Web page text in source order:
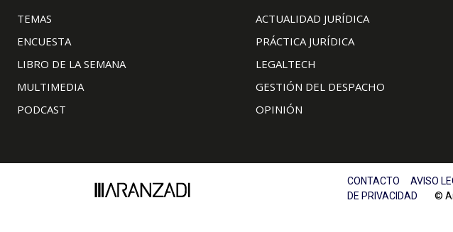
TEMAS
ENCUESTA
LIBRO DE LA SEMANA
MULTIMEDIA
PODCAST
ACTUALIDAD JURÍDICA
PRÁCTICA JURÍDICA
LEGALTECH
GESTIÓN DEL DESPACHO
OPINIÓN
CONTACTO AVISO
DE PRIVACIDAD ©